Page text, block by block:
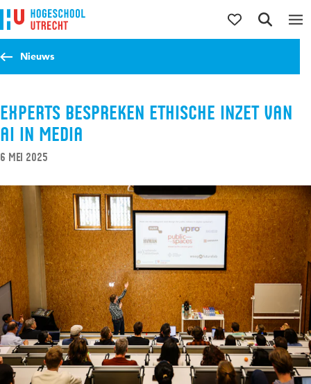
Direct naar de inhoud
Direct naar de hoofdnavigatie
Direct naar de zoekfunctie
Nieuws
Experts bespreken ethische inzet van
AI in media
6 mei 2025